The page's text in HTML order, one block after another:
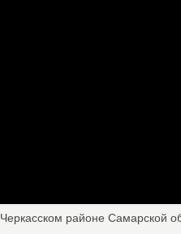
районе Самарской